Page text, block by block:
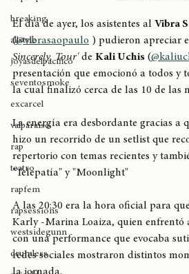
Hiphop
breaking
allstyle
joyasdelpacífico
seventosmoke
excarcel
valparaíso
rap
teatro
rapfem
rapsessions
westsidegunn
drumless
El día de ayer, los asistentes al Vibra
(@vibrasaopaulo ) pudieron apreciar
Sincerely, Tour' de Kali Uchis (
presentación que emocionó a todos y
la cual finalizó cerca de las 10 de las
La energía era desbordante gracias a
hizo un recorrido de un setlist que
repertorio con temas recientes y
"Telepatía" y "Moonlight"
A las 20:30 era la hora oficial para
Karly -Marina Loaiza, quien enfrentó
con una performance que evocaba